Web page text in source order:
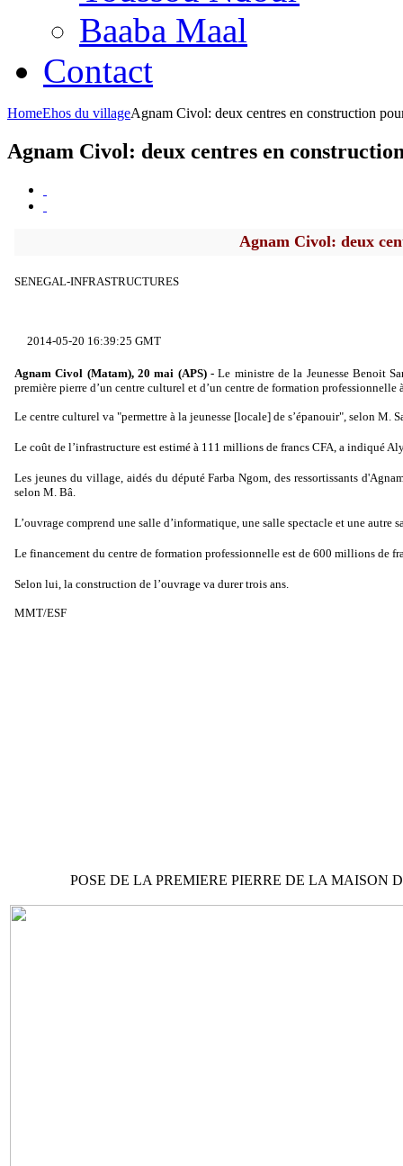
Baaba Maal
Contact
HomeEhos du villageAgnam Civol: deux centres en construction
Agnam Civol: deux centres en
Agnam Civol: deux
SENEGAL-INFRASTRUCTURES
2014-05-20 16:39:25 GMT
Agnam Civol (Matam), 20 mai (APS) -Le ministre de la Jeunesse Benoit
première pierre d’un centre culturel et d’un centre de formation
Le centre culturel va "permettre à la jeunesse [locale] de s’épanouir", selon M.
Le coût de l’infrastructure est estimé à 111 millions de francs CFA, a indiqué
Les jeunes du village, aidés du député Farba Ngom, des ressortissants
selon M. Bâ.
L’ouvrage comprend une salle d’informatique, une salle spectacle et une autre
Le financement du centre de formation professionnelle est de 600 millions de
Selon lui, la construction de l’ouvrage va durer trois ans.
MMT/ESF
POSE DE LA PREMIERE PIERRE DE LA MAISON